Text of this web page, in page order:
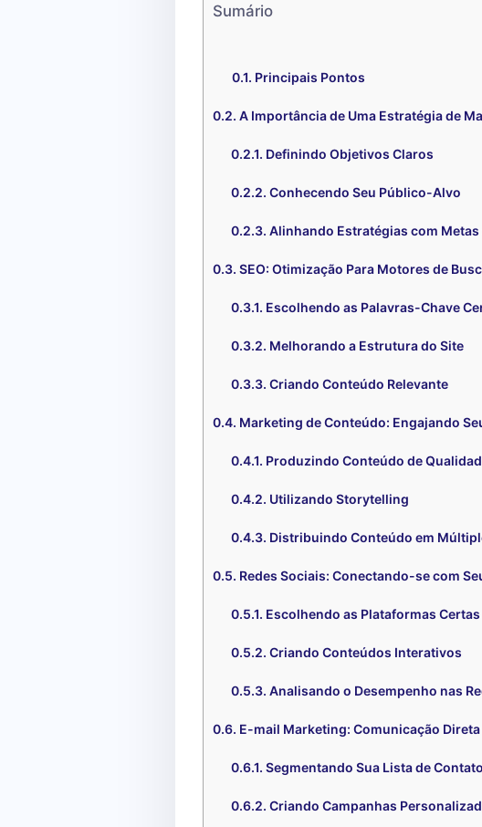
Sumário
Principais Pontos
A Importância de Uma Estratégia de
Definindo Objetivos Claros
Conhecendo Seu Público-Alvo
Alinhando Estratégias com Metas
SEO: Otimização Para Motores de
Escolhendo as Palavras-Chave
Melhorando a Estrutura do Site
Criando Conteúdo Relevante
Marketing de Conteúdo: Engajando
Produzindo Conteúdo de
Utilizando Storytelling
Distribuindo Conteúdo em
Redes Sociais: Conectando-se com
Escolhendo as Plataformas Certas
Criando Conteúdos Interativos
Analisando o Desempenho nas
E-mail Marketing: Comunicação Direta
Segmentando Sua Lista de
Criando Campanhas